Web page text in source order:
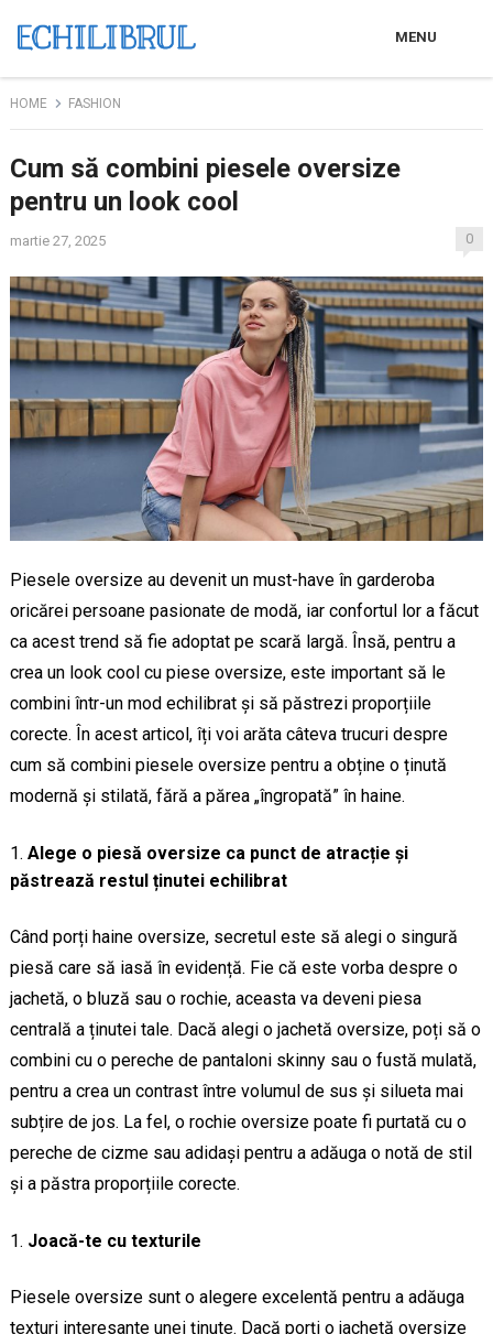
MENU
HOME FASHION
Cum să combini piesele oversize
pentru un look cool
martie 27, 2025 0
Piesele oversize au devenit un must-have în garderoba
oricărei persoane pasionate de modă, iar confortul lor a făcut
ca acest trend să fie adoptat pe scară largă. Însă, pentru a
crea un look cool cu piese oversize, este important să le
combini într-un mod echilibrat și să păstrezi proporțiile
corecte. În acest articol, îți voi arăta câteva trucuri despre
cum să combini piesele oversize pentru a obține o ținută
modernă și stilată, fără a părea „îngropată” în haine.
Alege o piesă oversize ca punct de atracție și
păstrează restul ținutei echilibrat
Când porți haine oversize, secretul este să alegi o singură
piesă care să iasă în evidență. Fie că este vorba despre o
jachetă, o bluză sau o rochie, aceasta va deveni piesa
centrală a ținutei tale. Dacă alegi o jachetă oversize, poți să o
combini cu o pereche de pantaloni skinny sau o fustă mulată,
pentru a crea un contrast între volumul de sus și silueta mai
subțire de jos. La fel, o rochie oversize poate fi purtată cu o
pereche de cizme sau adidași pentru a adăuga o notă de stil
și a păstra proporțiile corecte.
Joacă-te cu texturile
Piesele oversize sunt o alegere excelentă pentru a adăuga
texturi interesante unei ținute. Dacă porți o jachetă oversize